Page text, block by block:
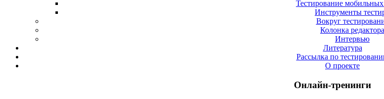
Тестирование
Инструменты
Вокруг
Колонка редактора
Интервью
Литература
Рассылка по
О проекте
Онлайн-тренинги